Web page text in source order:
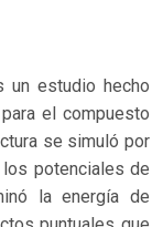
un estudio hecho
el compuesto
se simuló por
potenciales de
la energía de